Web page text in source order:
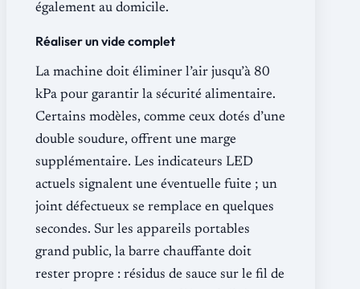
également au domicile.
Réaliser un vide complet
La machine doit éliminer l’air jusqu’à 80
kPa pour garantir la sécurité alimentaire.
Certains modèles, comme ceux dotés d’une
double soudure, offrent une marge
supplémentaire. Les indicateurs LED
actuels signalent une éventuelle fuite ; un
joint défectueux se remplace en quelques
secondes. Sur les appareils portables
grand public, la barre chauffante doit
rester propre : résidus de sauce sur le fil de